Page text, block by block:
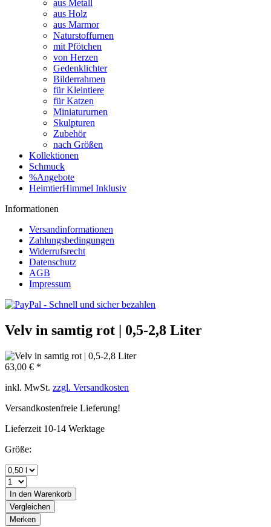
aus Metall
aus Holz
aus Marmor
Naturstoffurnen
mit Pfötchen
von Herzen
Gedenklichter
Bilderrahmen
für Kleintiere
für Katzen
Miniatururnen
Skulpturen
Zubehör
nach Größen
Kollektionen
Schmuck
%Angebote
HeimtierHimmel Inklusiv
Informationen
Versandinformationen
Zahlungsbedingungen
Widerrufsrecht
Datenschutz
AGB
Impressum
Velv in samtig rot | 0,5-2,8 Liter
63,00 € *
inkl. MwSt. zzgl. Versandkosten
Versandkostenfreie Lieferung!
Lieferzeit 10-14 Werktage
Größe:
In den Warenkorb
Vergleichen
Merken